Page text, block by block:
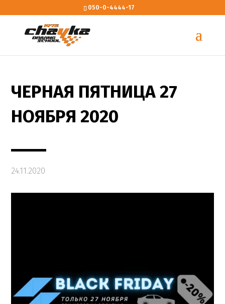
050-0-4444-17
ЧЕРНАЯ ПЯТНИЦА 27
НОЯБРЯ 2020
24.11.2020